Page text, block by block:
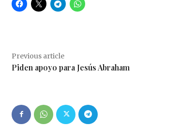
Previous article
Piden apoyo para Jesús Abraham